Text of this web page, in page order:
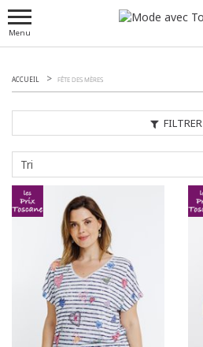
Menu
FILTRER
ACCUEIL FÊTE DES MÈRES
Tri